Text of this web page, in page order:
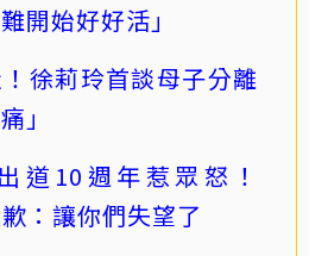
開始好好活」
徐莉玲首談母子分離
」
道10週年惹眾怒！
：讓你們失望了